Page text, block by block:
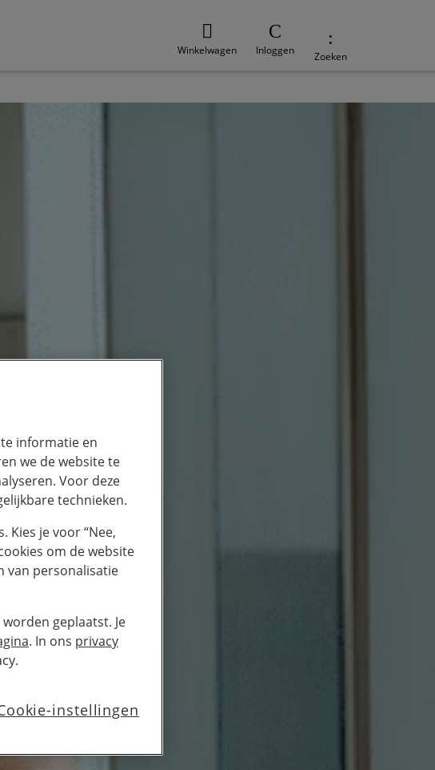
Winkelwagen Inloggen Zoeken
informatie en
we de website te
Voor deze
technieken.
Kies je voor “Nee,
om de website
van personalisatie
geplaatst. Je
. In ons privacy
instellingen